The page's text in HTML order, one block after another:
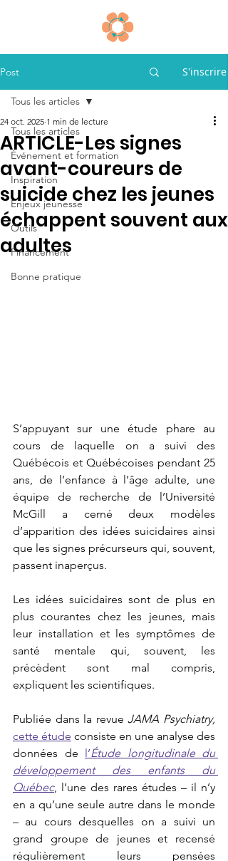
Post S'inscrire
Tous les articles
Événement et formation
Inspiration
Enjeux jeunesse
Outils
Financement
Bonne pratique
Tous les articles
ARTICLE-Les signes
avant-coureurs de
suicide chez les jeunes
échappent souvent aux
adultes
24 oct. 2025 1 min de lecture
S’appuyant sur une étude phare au
cours de laquelle on a suivi des
Québécois et Québécoises pendant 25
ans, de l’enfance à l’âge adulte, une
équipe de recherche de l’Université
McGill a cerné deux modèles
d’apparition des idées suicidaires ainsi
que les signes précurseurs qui, souvent,
passent inaperçus.
Les idées suicidaires sont de plus en
plus courantes chez les jeunes, mais
leur installation et les symptômes de
santé mentale qui, souvent, les
précèdent sont mal compris,
expliquent les scientifiques.
Publiée dans la revue
cette étude consiste en une analyse des
données de
l’Étude longitudinale du
développement des enfants du
Québec, l’une des rares études – il n’y
en a qu’une seule autre dans le monde
– au cours desquelles on a suivi un
grand groupe de jeunes et recensé
régulièrement leurs pensées